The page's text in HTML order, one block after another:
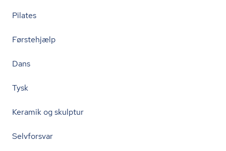
Pilates
Førstehjælp
Dans
Tysk
Keramik og skulptur
Selvforsvar